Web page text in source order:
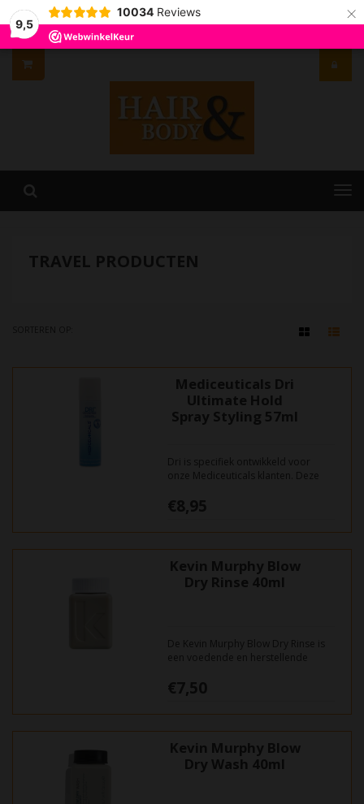
9,5
10034 Reviews ×
TRAVEL PRODUCTEN
Mediceuticals Dri
Ultimate Hold
Spray Styling 57ml
Dri is specifiek ontwikkeld voor
onze Mediceuticals klanten. Deze
ultieme stevigheid en een duurzame
''power-hold''.Geschikt voor elk
haartype, geeft UV bescherming,
extracten voor een perf...
€8,95
Kevin Murphy Blow
Dry Rinse 40ml
De Kevin Murphy Blow Dry Rinse is
een voedende en herstellende
kleurverlies en
omgevingsinvloeden.
€7,50
Kevin Murphy Blow
Dry Wash 40ml